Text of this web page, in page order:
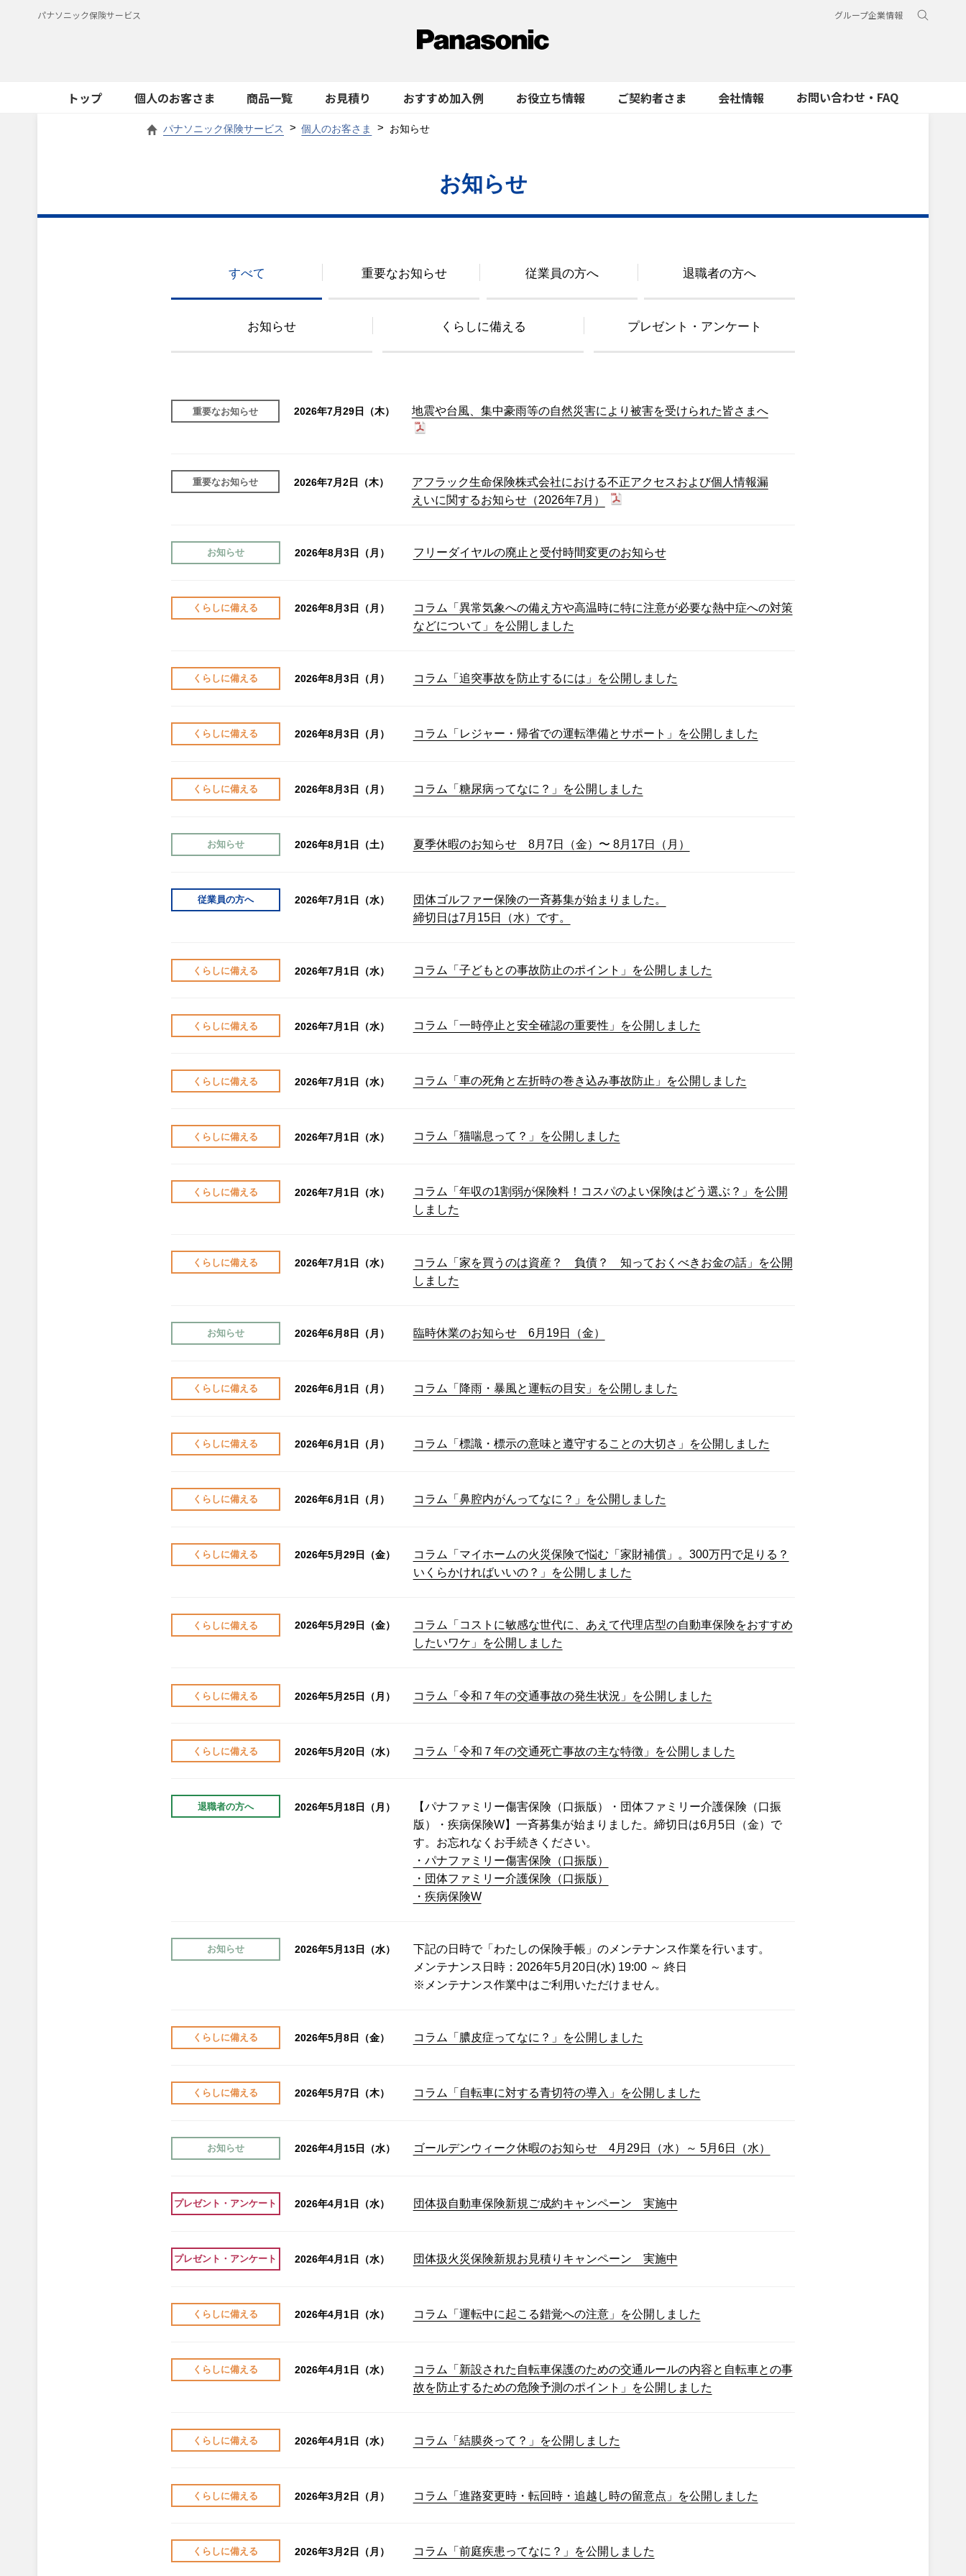
パナソニック保険サービス グループ企業情報
トップ 個人のお客さま 商品一覧 お見積り おすすめ加入例 お役立ち情報 ご契約者さま 会社情報 お問い合わせ・FAQ
パナソニック保険サービス 個人のお客さま お知らせ
お知らせ
すべて 重要なお知らせ 従業員の方へ 退職者の方へ
お知らせ くらしに備える プレゼント・アンケート
重要なお知らせ 2026年7月29日（木） 地震や台風、集中豪雨等の自然災害により被害を受けられた皆さまへ
重要なお知らせ 2026年7月2日（木）
アフラック生命保険株式会社における不正アクセスおよび個人情報漏
えいに関するお知らせ（2026年7月）
お知らせ 2026年8月3日（月） フリーダイヤルの廃止と受付時間変更のお知らせ
くらしに備える 2026年8月3日（月）
コラム「異常気象への備え方や高温時に特に注意が必要な熱中症への対策
などについて」を公開しました
くらしに備える 2026年8月3日（月） コラム「追突事故を防止するには」を公開しました
くらしに備える 2026年8月3日（月） コラム「レジャー・帰省での運転準備とサポート」を公開しました
くらしに備える 2026年8月3日（月） コラム「糖尿病ってなに？」を公開しました
お知らせ 2026年8月1日（土） 夏季休暇のお知らせ 8月7日（金）〜 8月17日（月）
従業員の方へ 2026年7月1日（水）
団体ゴルファー保険の一斉募集が始まりました。
締切日は7月15日（水）です。
くらしに備える 2026年7月1日（水） コラム「子どもとの事故防止のポイント」を公開しました
くらしに備える 2026年7月1日（水） コラム「一時停止と安全確認の重要性」を公開しました
くらしに備える 2026年7月1日（水） コラム「車の死角と左折時の巻き込み事故防止」を公開しました
くらしに備える 2026年7月1日（水） コラム「猫喘息って？」を公開しました
くらしに備える 2026年7月1日（水）
コラム「年収の1割弱が保険料！コスパのよい保険はどう選ぶ？」を公開
しました
くらしに備える 2026年7月1日（水）
コラム「家を買うのは資産？ 負債？ 知っておくべきお金の話」を公開
しました
お知らせ 2026年6月8日（月） 臨時休業のお知らせ 6月19日（金）
くらしに備える 2026年6月1日（月） コラム「降雨・暴風と運転の目安」を公開しました
くらしに備える 2026年6月1日（月） コラム「標識・標示の意味と遵守することの大切さ」を公開しました
くらしに備える 2026年6月1日（月） コラム「鼻腔内がんってなに？」を公開しました
くらしに備える 2026年5月29日（金）
コラム「マイホームの火災保険で悩む「家財補償」。300万円で足りる？
いくらかければいいの？」を公開しました
くらしに備える 2026年5月29日（金）
コラム「コストに敏感な世代に、あえて代理店型の自動車保険をおすすめ
したいワケ」を公開しました
くらしに備える 2026年5月25日（月） コラム「令和７年の交通事故の発生状況」を公開しました
くらしに備える 2026年5月20日（水） コラム「令和７年の交通死亡事故の主な特徴」を公開しました
退職者の方へ 2026年5月18日（月）
【パナファミリー傷害保険（口振版）・団体ファミリー介護保険（口振
版）・疾病保険W】一斉募集が始まりました。締切日は6月5日（金）で
す。お忘れなくお手続きください。
・パナファミリー傷害保険（口振版）
・団体ファミリー介護保険（口振版）
・疾病保険W
お知らせ 2026年5月13日（水）
下記の日時で「わたしの保険手帳」のメンテナンス作業を行います。
メンテナンス日時：2026年5月20日(水) 19:00 ～ 終日
※メンテナンス作業中はご利用いただけません。
くらしに備える 2026年5月8日（金） コラム「膿皮症ってなに？」を公開しました
くらしに備える 2026年5月7日（木） コラム「自転車に対する青切符の導入」を公開しました
お知らせ 2026年4月15日（水） ゴールデンウィーク休暇のお知らせ 4月29日（水）～ 5月6日（水）
プレゼント・アンケート 2026年4月1日（水） 団体扱自動車保険新規ご成約キャンペーン 実施中
プレゼント・アンケート 2026年4月1日（水） 団体扱火災保険新規お見積りキャンペーン 実施中
くらしに備える 2026年4月1日（水） コラム「運転中に起こる錯覚への注意」を公開しました
くらしに備える 2026年4月1日（水）
コラム「新設された自転車保護のための交通ルールの内容と自転車との事
故を防止するための危険予測のポイント」を公開しました
くらしに備える 2026年4月1日（水） コラム「結膜炎って？」を公開しました
くらしに備える 2026年3月2日（月） コラム「進路変更時・転回時・追越し時の留意点」を公開しました
くらしに備える 2026年3月2日（月） コラム「前庭疾患ってなに？」を公開しました